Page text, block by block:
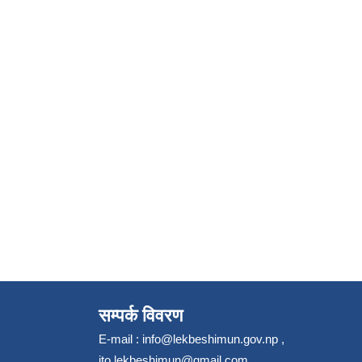
सम्पर्क विवरण
E-mail : info@lekbeshimun.gov.np ,